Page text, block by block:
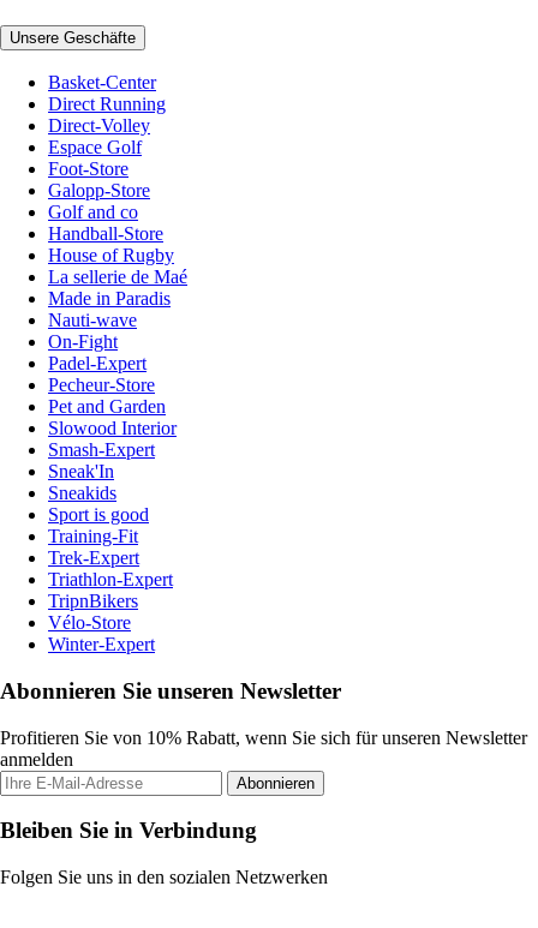
Unsere Geschäfte
Basket-Center
Direct Running
Direct-Volley
Espace Golf
Foot-Store
Galopp-Store
Golf and co
Handball-Store
House of Rugby
La sellerie de Maé
Made in Paradis
Nauti-wave
On-Fight
Padel-Expert
Pecheur-Store
Pet and Garden
Slowood Interior
Smash-Expert
Sneak'In
Sneakids
Sport is good
Training-Fit
Trek-Expert
Triathlon-Expert
TripnBikers
Vélo-Store
Winter-Expert
Abonnieren Sie unseren Newsletter
Profitieren Sie von 10% Rabatt, wenn Sie sich für unseren Newsletter
anmelden
Abonnieren
Bleiben Sie in Verbindung
Folgen Sie uns in den sozialen Netzwerken